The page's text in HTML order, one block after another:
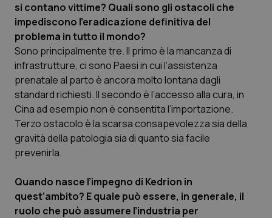
Basilicata
Calabria
Campania
Emilia-Romagna
Friuli Venezia Giulia
Liguria
Artrite & artrosi
Asma & BPCO
Car-T
Colesterolo & coronaropatie
Dermatite Atopica
Disturbi dell’umore
QS Club Newsletter
si contano vittime? Quali sono gli ostacoli che
impediscono l’eradicazione definitiva del
problema in tutto il mondo?
Sono principalmente tre. Il primo è la mancanza di
infrastrutture, ci sono Paesi in cui l’assistenza
prenatale al parto è ancora molto lontana dagli
standard richiesti. Il secondo è l’accesso alla cura, in
Cina ad esempio non è consentita l’importazione.
Terzo ostacolo è la scarsa consapevolezza sia della
gravità della patologia sia di quanto sia facile
prevenirla.
Quando nasce l’impegno di Kedrion in
quest’ambito? E quale può essere, in generale, il
ruolo che può assumere l’industria per